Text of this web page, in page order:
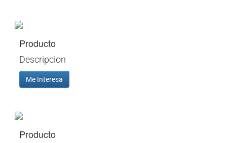
Producto
Descripcion
Me Interesa
Producto